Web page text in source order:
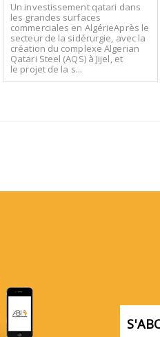
Un investissement qatari dans
les grandes surfaces
commerciales en AlgérieAprès le
secteur de la sidérurgie, avec la
création du complexe Algerian
Qatari Steel (AQS) à Jijel, et
le projet de la s...